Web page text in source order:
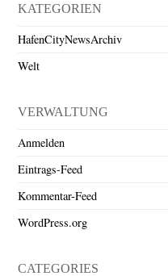
KATEGORIEN
HafenCityNewsArchiv
Welt
VERWALTUNG
Anmelden
Eintrags-Feed
Kommentar-Feed
WordPress.org
CATEGORIES